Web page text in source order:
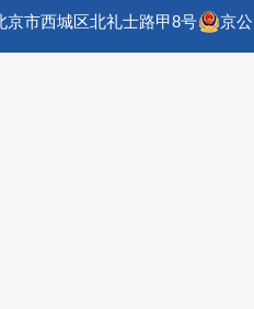
京市西城区北礼士路甲8号
京